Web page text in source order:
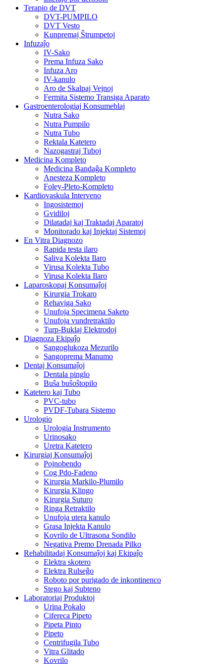
Terapio de DVT
DVT-PUMPILO
DVT Vesto
Kunpremaj Ŝtrumpetoj
Infuzaĵo
IV-Sako
Prema Infuza Sako
Infuza Aro
IV-kanulo
Aro de Skalpaj Vejnoj
Fermita Sistemo Transiga Aparato
Gastroenterologiaj Konsumeblaj
Nutra Sako
Nutra Pumpilo
Nutra Tubo
Rektala Katetero
Nazogastraj Tuboj
Medicina Kompleto
Medicina Bandaĝa Kompleto
Anesteza Kompleto
Foley-Pleto-Kompleto
Kardiovaskula Interveno
Ingosistemoj
Gvidiloj
Dilatadaj kaj Traktadaj Aparatoj
Monitorado kaj Injektaj Sistemoj
En Vitra Diagnozo
Rapida testa ilaro
Saliva Kolekta Ilaro
Virusa Kolekta Tubo
Virusa Kolekta Ilaro
Laparoskopaj Konsumaĵoj
Kirurgia Trokaro
Rehaviga Sako
Unufoja Specimena Saketo
Unufoja vundretraktilo
Turp-Buklaj Elektrodoj
Diagnoza Ekipaĵo
Sangoglukoza Mezurilo
Sangoprema Manumo
Dentaj Konsumaĵoj
Dentala pinglo
Buŝa buŝoŝtopilo
Katetero kaj Tubo
PVC-tubo
PVDF-Tubara Sistemo
Urologio
Urologia Instrumento
Urinosako
Uretra Katetero
Kirurgiaj Konsumaĵoj
Pojnobendo
Cog Pdo-Fadeno
Kirurgia Markilo-Plumilo
Kirurgia Klingo
Kirurgia Suturo
Ringa Retraktilo
Unufoja utera kanulo
Grasa Injekta Kanulo
Kovrilo de Ultrasona Sondilo
Negativa Premo Drenada Pilko
Rehabilitadaj Konsumaĵoj kaj Ekipaĵo
Elektra skotero
Elektra Rulseĝo
Roboto por purigado de inkontinenco
Stego kaj Subteno
Laboratoriaj Produktoj
Urina Pokalo
Cifereca Pipeto
Pipeta Pinto
Pipeto
Centrifugila Tubo
Vitra Glitado
Kovrilo